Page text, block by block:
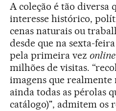
A coleção é tão diversa
interesse histórico,
cenas naturais ou
desde que na sexta-
pela primeira vez online
milhões de visitas.
imagens que realmente
ainda todas as pérolas
catálogo)", admitem os